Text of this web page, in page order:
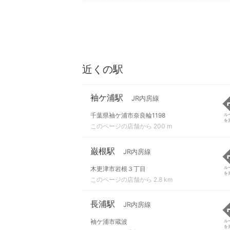
近くの駅
袖ケ浦駅 JR内房線
千葉県袖ケ浦市奈良輪1198
このページの店舗から 200 m
ル
を
巌根駅 JR内房線
木更津市岩根３丁目
このページの店舗から 2.8 km
ル
を
長浦駅 JR内房線
袖ケ浦市蔵波
ル
を